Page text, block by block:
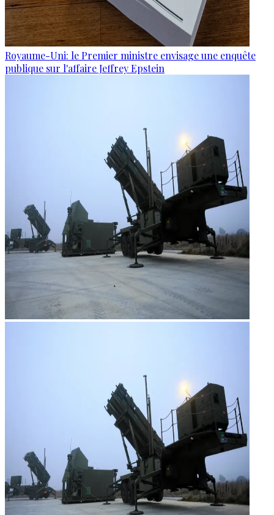
Royaume-Uni: le Premier ministre envisage une enquête
publique sur l'affaire Jeffrey Epstein